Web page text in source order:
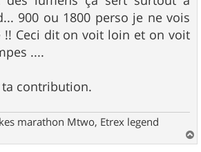
900 ou 1800 perso je ne vois
!! Ceci dit on voit loin et on voit
....
contribution.
marathon Mtwo, Etrex legend
a